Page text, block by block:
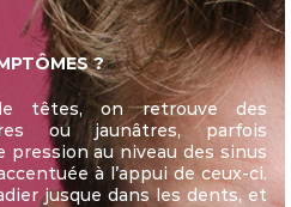
?
têtes, on retrouve des
ou jaunâtres, parfois
pression au niveau des sinus
à l’appui de ceux-ci.
jusque dans les dents, et